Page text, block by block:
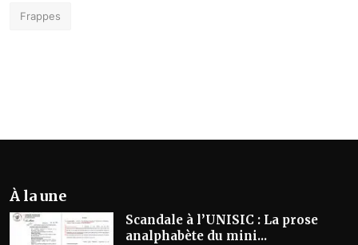
Frappes
À la une
Scandale à l’UNISIC : La prose
analphabète du mini...